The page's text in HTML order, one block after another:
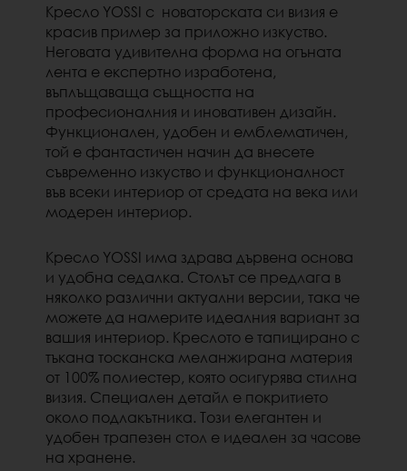
Кресло YOSSI с новаторската си визия е
красив пример за приложно изкуство.
Неговата удивителна форма на огъната
лента е експертно изработена,
въплъщаваща същността на
професионалния и иновативен дизайн.
Функционален, удобен и емблематичен,
той е фантастичен начин да внесете
съвременно изкуство и функционалност
във всеки интериор от средата на века или
модерен интериор.
Кресло YOSSI има здрава дървена основа
и удобна седалка. Столът се предлага в
няколко различни актуални версии, така че
можете да намерите идеалния вариант за
вашия интериор. Креслото е тапицирано с
тъкана тосканска меланжирана материя
от 100% полиестер, която осигурява стилна
визия. Специален детайл е покритието
около подлакътника. Този елегантен и
удобен трапезен стол е идеален за часове
на хранене.